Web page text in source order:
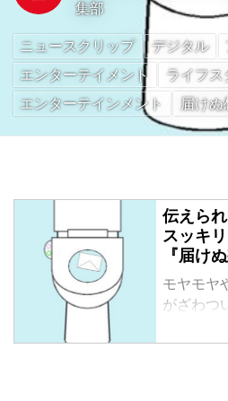
集部
ニュースクリップ デジタル
エンターテイメント
ライフス
エンターテインメント
届けぬ
伝えら
スッキ
『届け
モヤモヤ
がざわつ
しては
な言うに